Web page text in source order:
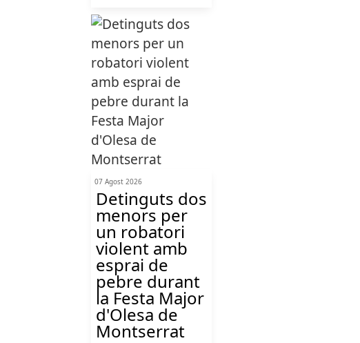
07 Agost 2026
Detinguts dos
menors per
un robatori
violent amb
esprai de
pebre durant
la Festa Major
d'Olesa de
Montserrat